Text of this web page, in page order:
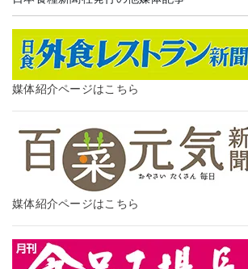
媒体紹介ページはこちら
媒体紹介ページはこちら